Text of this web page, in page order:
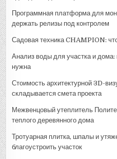
Программная платформа для
держать релизы под контролем
Садовая техника CHAMPION:
Анализ воды для участка и дома:
нужна
Стоимость архитектурной 3D-
складывается смета проекта
Межвенцовый утеплитель
теплого деревянного дома
Тротуарная плитка, шпалы и
благоустроить участок